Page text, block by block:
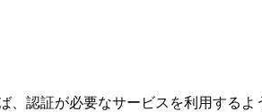
認証が必要なサービスを利用する